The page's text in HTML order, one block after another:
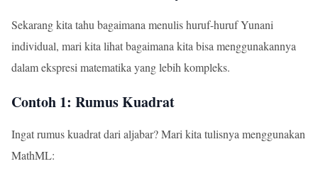
Sekarang kita tahu bagaimana menulis huruf-huruf Yunani
individual, mari kita lihat bagaimana kita bisa menggunakannya
dalam ekspresi matematika yang lebih kompleks.
Contoh 1: Rumus Kuadrat
Ingat rumus kuadrat dari aljabar? Mari kita tulisnya menggunakan
MathML: